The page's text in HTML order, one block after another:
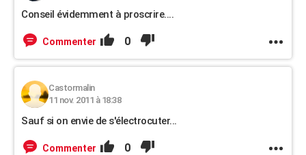
Conseil évidemment à proscrire....
Commenter 0
Castormalin
11 nov. 2011 à 18:38
Sauf si on envie de s'électrocuter...
Commenter 0